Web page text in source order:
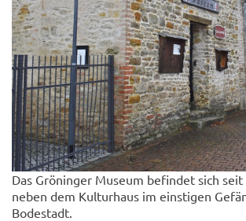
Das Gröninger Museum befindet sich
neben dem Kulturhaus im einstigen
Bodestadt.